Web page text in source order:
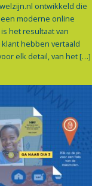
ontwikkeld die
moderne online
het resultaat van
hebben vertaald
elk detail, van het […]